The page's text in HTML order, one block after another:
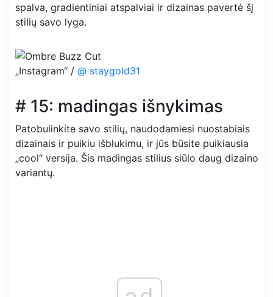
spalva, gradientiniai atspalviai ir dizainas pavertė šį
stilių savo lyga.
„Instagram“ / @ staygold31
# 15: madingas išnykimas
Patobulinkite savo stilių, naudodamiesi nuostabiais
dizainais ir puikiu išblukimu, ir jūs būsite puikiausia
„cool“ versija. Šis madingas stilius siūlo daug dizaino
variantų.